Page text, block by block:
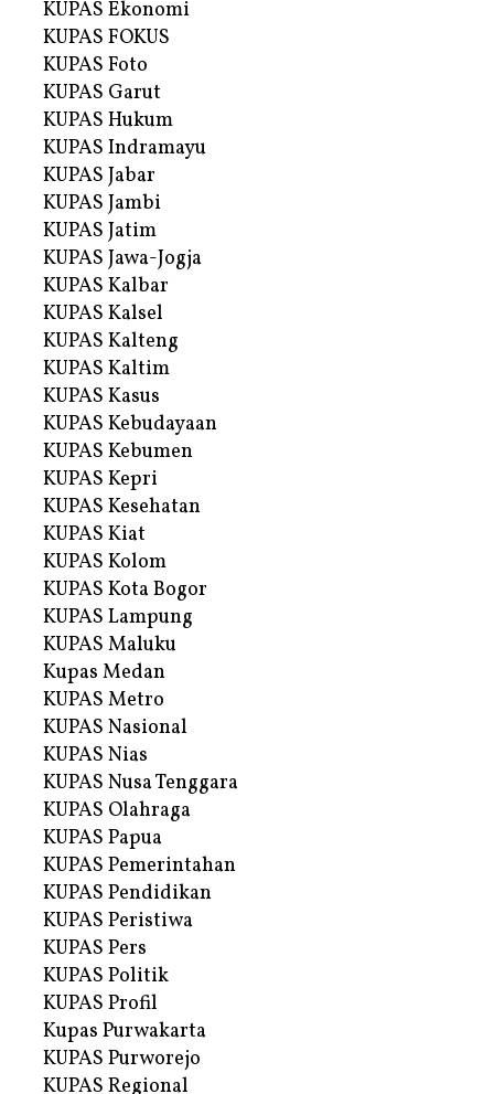
KUPAS Ekonomi
KUPAS FOKUS
KUPAS Foto
KUPAS Garut
KUPAS Hukum
KUPAS Indramayu
KUPAS Jabar
KUPAS Jambi
KUPAS Jatim
KUPAS Jawa-Jogja
KUPAS Kalbar
KUPAS Kalsel
KUPAS Kalteng
KUPAS Kaltim
KUPAS Kasus
KUPAS Kebudayaan
KUPAS Kebumen
KUPAS Kepri
KUPAS Kesehatan
KUPAS Kiat
KUPAS Kolom
KUPAS Kota Bogor
KUPAS Lampung
KUPAS Maluku
Kupas Medan
KUPAS Metro
KUPAS Nasional
KUPAS Nias
KUPAS Nusa Tenggara
KUPAS Olahraga
KUPAS Papua
KUPAS Pemerintahan
KUPAS Pendidikan
KUPAS Peristiwa
KUPAS Pers
KUPAS Politik
KUPAS Profil
Kupas Purwakarta
KUPAS Purworejo
KUPAS Regional